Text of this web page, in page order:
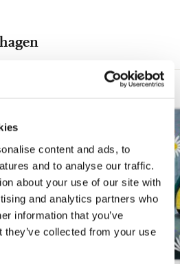
content and ads, to
and to analyse our traffic.
about your use of our site with
and analytics partners who
information that you’ve
they’ve collected from your use
mail